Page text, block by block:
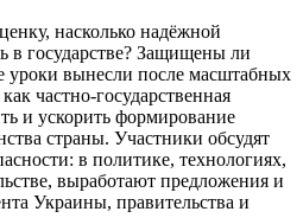
насколько надёжной
в государстве? Защищены ли
уроки вынесли после масштабных
частно-государственная
и ускорить формирование
страны. Участники обсудят
в политике, технологиях,
выработают предложения и
Украины, правительства и